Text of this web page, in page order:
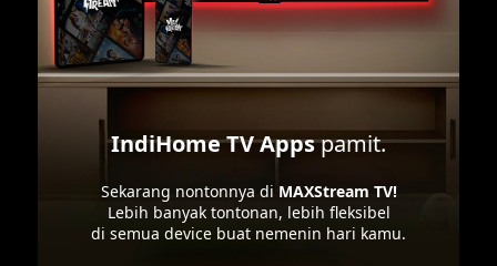
IndiHome TV Appspamit.
Sekarang nontonnya di MAXStream TV!
Lebih banyak tontonan, lebih fleksibel
di semua device buat nemenin hari kamu.